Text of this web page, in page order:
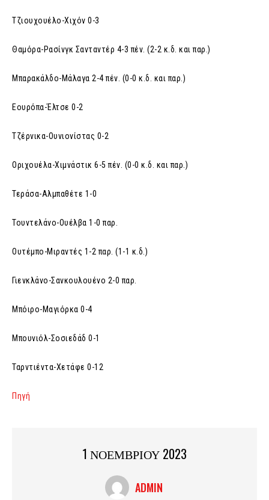
Τζιουχουέλο-Χιχόν 0-3
Θαμόρα-Ρασίνγκ Σανταντέρ 4-3 πέν. (2-2 κ.δ. και παρ.)
Μπαρακάλδο-Μάλαγα 2-4 πέν. (0-0 κ.δ. και παρ.)
Εουρόπα-Έλτσε 0-2
Τζέρνικα-Ουνιονίστας 0-2
Οριχουέλα-Χιμνάστικ 6-5 πέν. (0-0 κ.δ. και παρ.)
Τεράσα-Αλμπαθέτε 1-0
Τουντελάνο-Ουέλβα 1-0 παρ.
Ουτέμπο-Μιραντές 1-2 παρ. (1-1 κ.δ.)
Γιενκλάνο-Σανκουλουένο 2-0 παρ.
Μπόιρο-Μαγιόρκα 0-4
Μπουνιόλ-Σοσιεδάδ 0-1
Ταρντιέντα-Χετάφε 0-12
Πηγή
1 ΝΟΕΜΒΡΙΟΥ 2023
ADMIN